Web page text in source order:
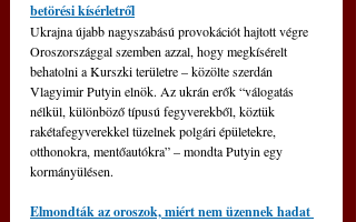
betörési kísérletről
Ukrajna újabb nagyszabású provokációt hajtott végre
Oroszországgal szemben azzal, hogy megkísérelt
behatolni a Kurszki területre – közölte szerdán
Vlagyimir Putyin elnök. Az ukrán erők “válogatás
nélkül, különböző típusú fegyverekből, köztük
rakétafegyverekkel tüzelnek polgári épületekre,
otthonokra, mentőautókra” – mondta Putyin egy
kormányülésen.
Elmondták az oroszok, miért nem üzennek hadat